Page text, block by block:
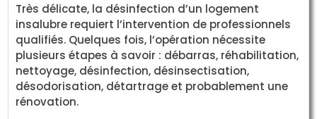
Très délicate, la désinfection d’un logement
insalubre requiert l’intervention de professionnels
qualifiés. Quelques fois, l’opération nécessite
plusieurs étapes à savoir : débarras, réhabilitation,
nettoyage, désinfection, désinsectisation,
désodorisation, détartrage et probablement une
rénovation.